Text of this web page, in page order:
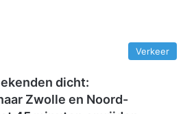
Verkeer
dicht:
Zwolle en Noord-